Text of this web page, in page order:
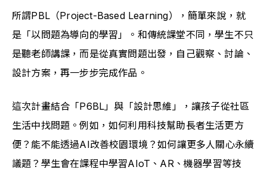
所謂PBL（Project-Based Learning），簡單來說，就
是「以問題為導向的學習」。和傳統課堂不同，學生不只
是聽老師講課，而是從真實問題出發，自己觀察、討論、
設計方案，再一步步完成作品。
這次計畫結合「P6BL」與「設計思維」，讓孩子從社區
生活中找問題。例如，如何利用科技幫助長者生活更方
便？能不能透過AI改善校園環境？如何讓更多人關心永續
議題？學生會在課程中學習AIoT、AR、機器學習等技